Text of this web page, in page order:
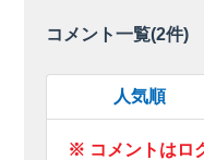
コメント一覧(2件)
人気順
※ コメントはロ